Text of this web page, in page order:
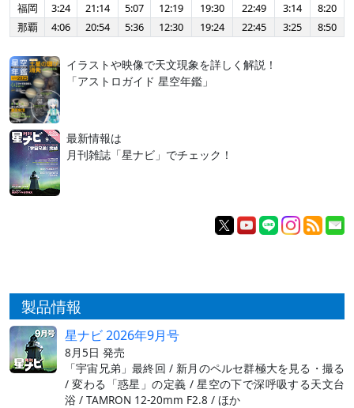
福岡
3:24 21:14 5:07 12:19 19:30 22:49 3:14
8:20
那覇
4:06 20:54 5:36 12:30 19:24 22:45 3:25 8:50
イラストや映像で天文現象を詳しく解説！
「アストロガイド 星空年鑑」
最新情報は
月刊雑誌「星ナビ」でチェック！
製品情報
星ナビ 2026年9月号
8月5日 発売
「宇宙兄弟」最終回 / 新月のペルセ群極大を見る・撮る
/ 変わる「惑星」の定義 / 星空の下で深呼吸する天文台
浴 / TAMRON 12-20mm F2.8 / ほか